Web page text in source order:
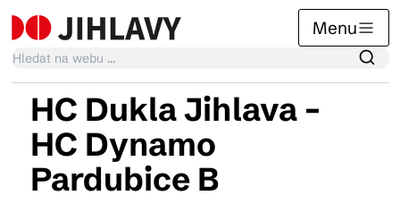
Menu
Kalendář akcí
Tradiční akce
HC Dukla Jihlava –
HC Dynamo
Pardubice B